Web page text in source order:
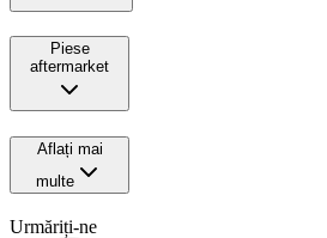
Piese
aftermarket
Aflați mai
multe
Urmăriți-ne